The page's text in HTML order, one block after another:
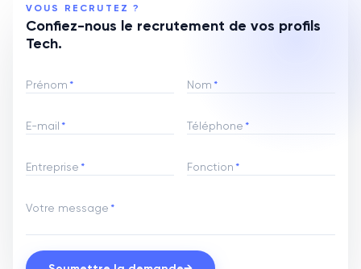
VOUS RECRUTEZ ?
Confiez-nous le recrutement de vos profils
Tech.
Prénom* Nom*
E-mail* Téléphone*
Entreprise* Fonction*
Votre message*